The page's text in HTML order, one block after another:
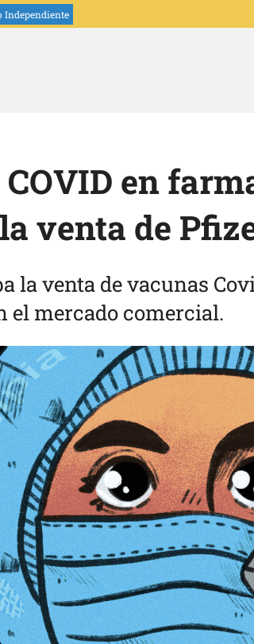
Independiente
en
venta de
la venta de vacunas
el mercado comercial.